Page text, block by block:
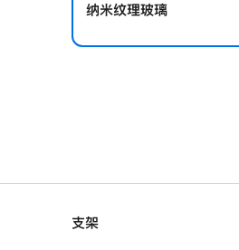
纳米纹理玻璃
支架